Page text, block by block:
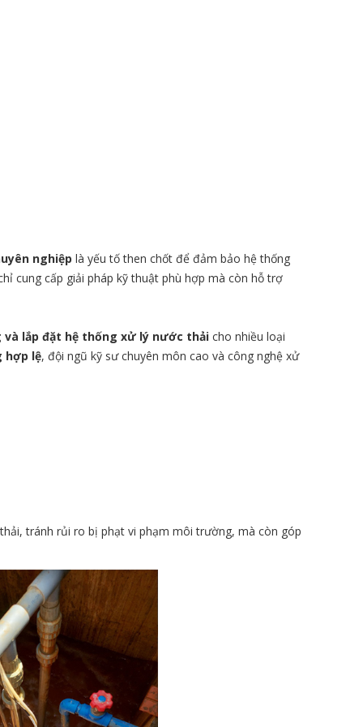
nghiệp là yếu tố then chốt để đảm bảo hệ thống
cung cấp giải pháp kỹ thuật phù hợp mà còn hỗ trợ
lắp đặt hệ thống xử lý nước thải cho nhiều loại
hợp lệ, đội ngũ kỹ sư chuyên môn cao và công nghệ xử
tránh rủi ro bị phạt vi phạm môi trường, mà còn góp